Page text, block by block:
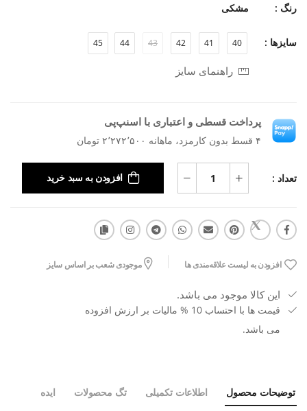
رنگ : مشکی
سایزها : 40
41
42
43
44
45
راهنمای سایز
پرداخت قسطی و اعتباری با اسنپ‌پی
۴ قسط بدون کارمزد، ماهانه ۲٬۲۷۲٬۵۰۰ تومان
تعداد : افزودن به سبد خرید
افزودن به لیست علاقه‌مندی ها موجودی شعب بر اساس سایز
این کالا موجود می باشد.
قیمت ها با احتساب 10 % مالیات بر ارزش افزوده
می باشد.
توضیحات محصول اطلاعات تکمیلی تگ محصولات ایده